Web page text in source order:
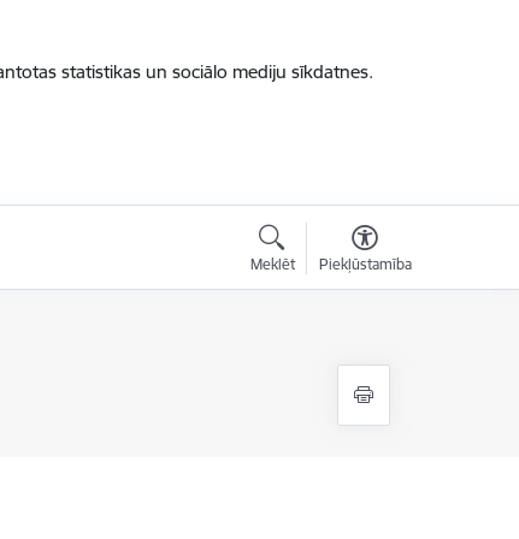
statistikas un sociālo mediju sīkdatnes.
Meklēt Piekļūstamība